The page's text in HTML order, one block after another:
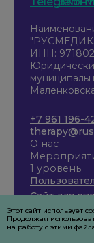
ИНН:
+7 961 196-
О нас
1 уровень
Сайт для
Этот сайт использует
Продолжая
на работу с этими